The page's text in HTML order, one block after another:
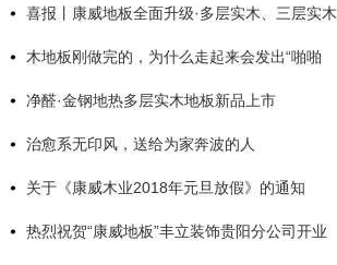
喜报丨康威地板全面升级·多层实木、三层实木
升级“E0”级
木地板刚做完的，为什么走起来会发出“啪啪
啪”的声音?
净醛·金钢地热多层实木地板新品上市
治愈系无印风，送给为家奔波的人
关于《康威木业2018年元旦放假》的通知
热烈祝贺“康威地板”丰立装饰贵阳分公司开业